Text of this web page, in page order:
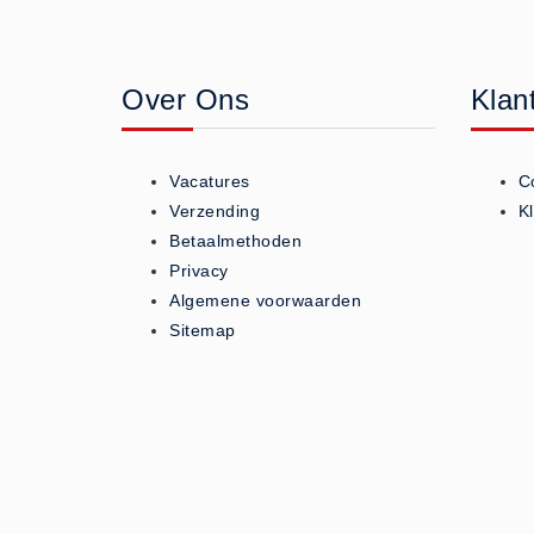
Koud - Warm kompressen (3)
Overige (1)
Teken - Beten sets (5)
Vitamines en mineralen (0)
Eerste Hulp Paneel
Eerste Hulp Paneel (0)
Over Ons
Vacatures
Verzending
Betaalmethoden
Privacy
Algemene voorwaarden
Sitemap